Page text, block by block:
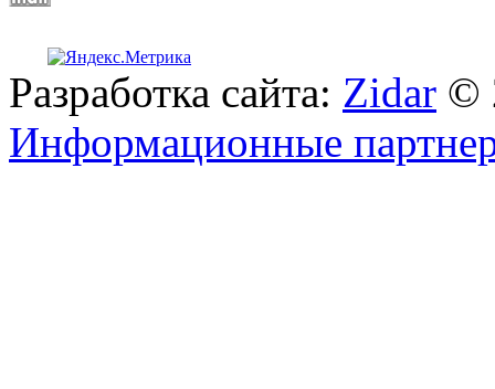
Разработка сайта: Zidar ©
Информационные